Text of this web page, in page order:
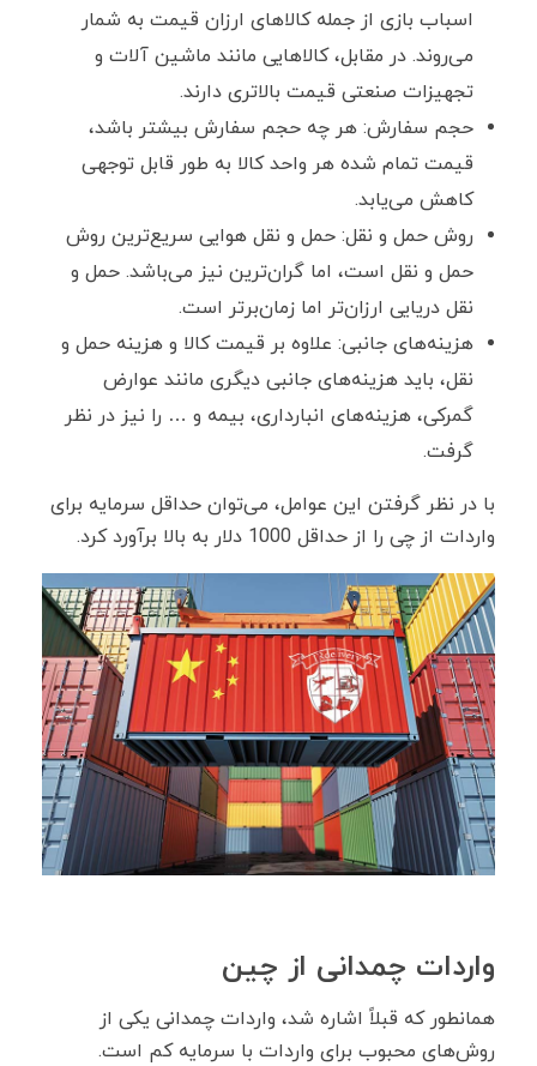
اسباب بازی از جمله کالاهای ارزان قیمت به شمار
می‌روند. در مقابل، کالاهایی مانند ماشین آلات و
تجهیزات صنعتی قیمت بالاتری دارند.
حجم سفارش: هر چه حجم سفارش بیشتر باشد،
قیمت تمام شده هر واحد کالا به طور قابل توجهی
کاهش می‌یابد.
روش حمل و نقل: حمل و نقل هوایی سریع‌ترین روش
حمل و نقل است، اما گران‌ترین نیز می‌باشد. حمل و
نقل دریایی ارزان‌تر اما زمان‌برتر است.
هزینه‌های جانبی: علاوه بر قیمت کالا و هزینه حمل و
نقل، باید هزینه‌های جانبی دیگری مانند عوارض
گمرکی، هزینه‌های انبارداری، بیمه و … را نیز در نظر
گرفت.
با در نظر گرفتن این عوامل، می‌توان حداقل سرمایه برای
واردات از چی را از حداقل 1000 دلار به بالا برآورد کرد.
واردات چمدانی از چین
همانطور که قبلاً اشاره شد، واردات چمدانی یکی از
روش‌های محبوب برای واردات با سرمایه کم است.